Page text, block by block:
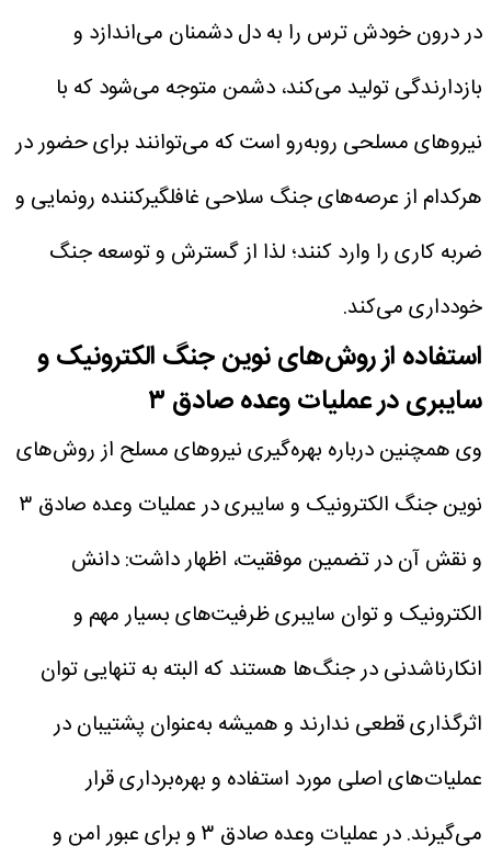
در درون خودش ترس را به دل دشمنان می‌اندازد و
بازدارندگی تولید می‌کند، دشمن متوجه می‌شود که با
نیروهای مسلحی روبه‌رو است که می‌توانند برای حضور در
هرکدام از عرصه‌های جنگ سلاحی غافلگیرکننده رونمایی و
ضربه کاری را وارد کنند؛ لذا از گسترش و توسعه جنگ
خودداری می‌کند.
استفاده از روش‌های نوین جنگ الکترونیک و
سایبری در عملیات وعده صادق ۳
وی همچنین درباره بهره‌گیری نیروهای مسلح از روش‌های
نوین جنگ الکترونیک و سایبری در عملیات وعده صادق ۳
و نقش آن در تضمین موفقیت، اظهار داشت: دانش
الکترونیک و توان سایبری ظرفیت‌های بسیار مهم و
انکارناشدنی در جنگ‌ها هستند که البته به تنهایی توان
اثرگذاری قطعی ندارند و همیشه به‌عنوان پشتیبان در
عملیات‌های اصلی مورد استفاده و بهره‌برداری قرار
می‌گیرند. در عملیات وعده صادق ۳ و برای عبور امن و